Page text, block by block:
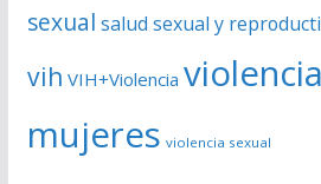
sexual salud sexual y
vih VIH+Violencia
mujeres violencia sexual